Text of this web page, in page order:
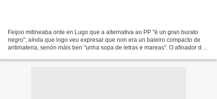
Feijoo mitineaba onte en Lugo que a alternativa ao PP "é un gran burato
negro", aínda que logo veu expresar que non era un baleiro compacto de
antimateria, senón máis ben "unha sopa de letras e mareas". O afinador do